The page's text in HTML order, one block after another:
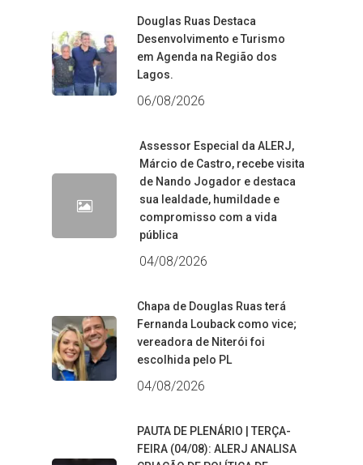
Douglas Ruas Destaca
Desenvolvimento e Turismo
em Agenda na Região dos
Lagos.
06/08/2026
Assessor Especial da ALERJ,
Márcio de Castro, recebe visita
de Nando Jogador e destaca
sua lealdade, humildade e
compromisso com a vida
pública
04/08/2026
Chapa de Douglas Ruas terá
Fernanda Louback como vice;
vereadora de Niterói foi
escolhida pelo PL
04/08/2026
PAUTA DE PLENÁRIO | TERÇA-
FEIRA (04/08): ALERJ ANALISA